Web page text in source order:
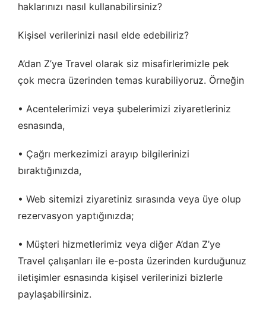
haklarınızı nasıl kullanabilirsiniz?
Kişisel verilerinizi nasıl elde edebiliriz?
A’dan Z’ye Travel olarak siz misafirlerimizle pek
çok mecra üzerinden temas kurabiliyoruz. Örneğin
• Acentelerimizi veya şubelerimizi ziyaretleriniz
esnasında,
• Çağrı merkezimizi arayıp bilgilerinizi
bıraktığınızda,
• Web sitemizi ziyaretiniz sırasında veya üye olup
rezervasyon yaptığınızda;
• Müşteri hizmetlerimiz veya diğer A’dan Z’ye
Travel çalışanları ile e-posta üzerinden kurduğunuz
iletişimler esnasında kişisel verilerinizi bizlerle
paylaşabilirsiniz.